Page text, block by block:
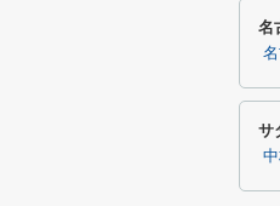
名
サ